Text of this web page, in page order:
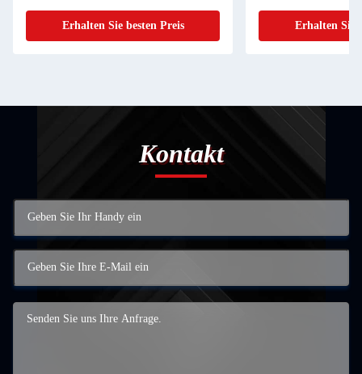
für Brecher Ausrüstung
Erhalten Sie besten Preis
Erhalten Sie
Kontakt